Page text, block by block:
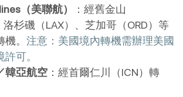
（美聯航）
：經舊金山
洛杉磯（LAX）、芝加哥（ORD）等
。 注意：美國境內轉機需辦理美國
可。
韓亞航空 ：經首爾仁川（ICN）轉